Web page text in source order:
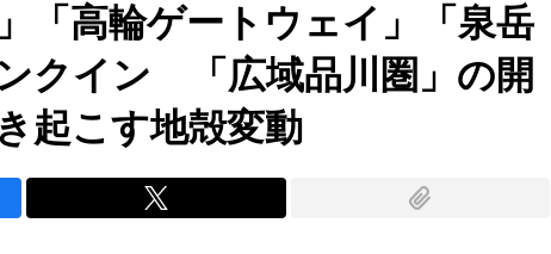
「高輪ゲートウェイ」「泉岳
クイン 「広域品川圏」の開
起こす地殻変動